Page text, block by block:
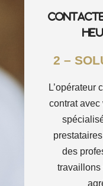
2 –
L’opérateur
contrat avec
des
travaillons